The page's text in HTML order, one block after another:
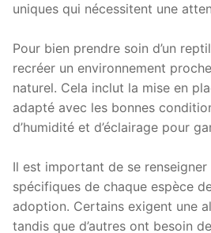
uniques qui nécessitent une
Pour bien prendre soin d’un
recréer un environnement
naturel. Cela inclut la mise en
adapté avec les bonnes
d’humidité et d’éclairage pour
Il est important de se renseigner
spécifiques de chaque espèce
adoption. Certains exigent une
tandis que d’autres ont besoin